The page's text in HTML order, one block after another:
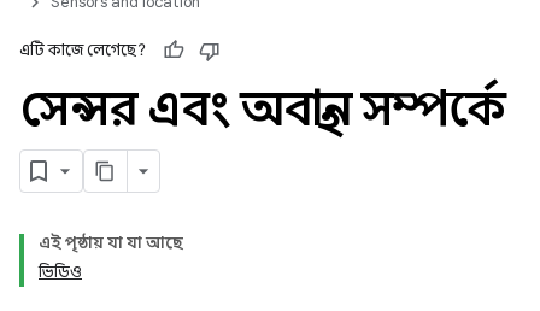
এটি কাজে লেগেছে?
সেন্সর এবং অবস্থান সম্পর্কে
এই পৃষ্ঠায় যা যা আছে
ভিডিও